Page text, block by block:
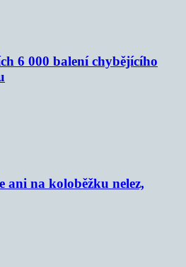
6 000 balení chybějícího
ani na koloběžku nelez,